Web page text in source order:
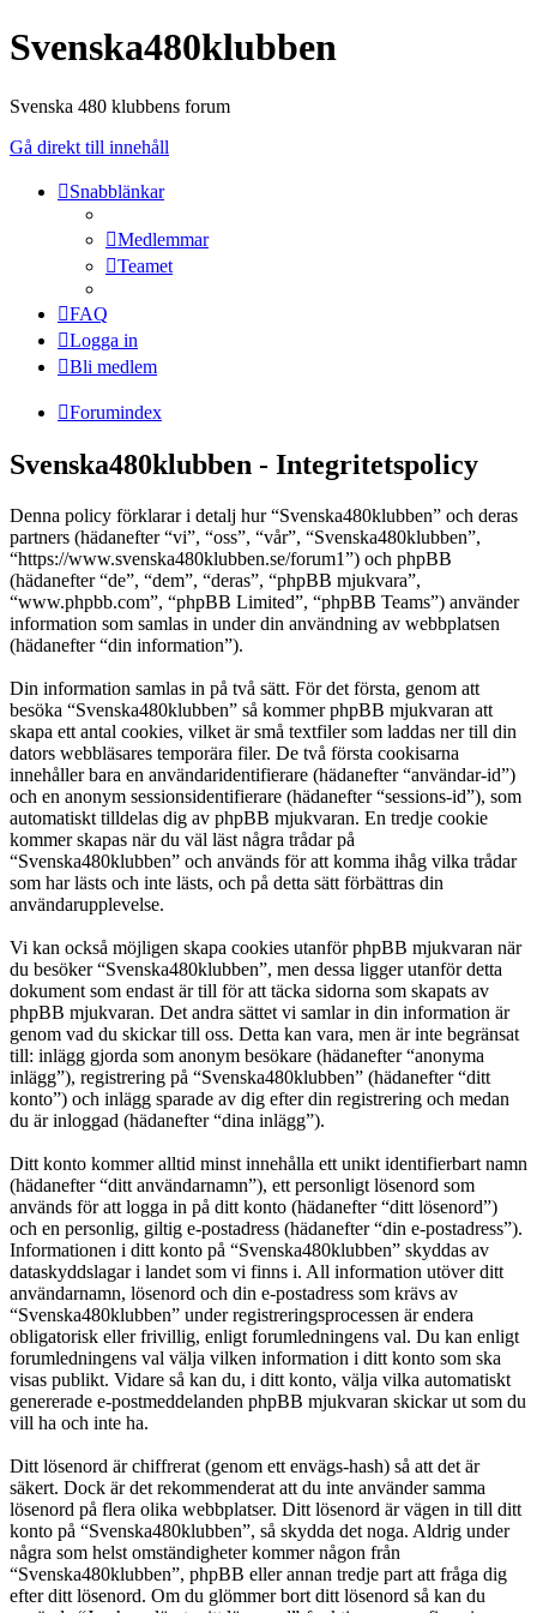
Svenska480klubben
Svenska 480 klubbens forum
Gå direkt till innehåll
Snabblänkar
Medlemmar
Teamet
FAQ
Logga in
Bli medlem
Forumindex
Svenska480klubben - Integritetspolicy
Denna policy förklarar i detalj hur “Svenska480klubben” och deras
partners (hädanefter “vi”, “oss”, “vår”, “Svenska480klubben”,
“https://www.svenska480klubben.se/forum1”) och phpBB
(hädanefter “de”, “dem”, “deras”, “phpBB mjukvara”,
“www.phpbb.com”, “phpBB Limited”, “phpBB Teams”) använder
information som samlas in under din användning av webbplatsen
(hädanefter “din information”).
Din information samlas in på två sätt. För det första, genom att
besöka “Svenska480klubben” så kommer phpBB mjukvaran att
skapa ett antal cookies, vilket är små textfiler som laddas ner till din
dators webbläsares temporära filer. De två första cookisarna
innehåller bara en användaridentifierare (hädanefter “användar-id”)
och en anonym sessionsidentifierare (hädanefter “sessions-id”), som
automatiskt tilldelas dig av phpBB mjukvaran. En tredje cookie
kommer skapas när du väl läst några trådar på
“Svenska480klubben” och används för att komma ihåg vilka trådar
som har lästs och inte lästs, och på detta sätt förbättras din
användarupplevelse.
Vi kan också möjligen skapa cookies utanför phpBB mjukvaran när
du besöker “Svenska480klubben”, men dessa ligger utanför detta
dokument som endast är till för att täcka sidorna som skapats av
phpBB mjukvaran. Det andra sättet vi samlar in din information är
genom vad du skickar till oss. Detta kan vara, men är inte begränsat
till: inlägg gjorda som anonym besökare (hädanefter “anonyma
inlägg”), registrering på “Svenska480klubben” (hädanefter “ditt
konto”) och inlägg sparade av dig efter din registrering och medan
du är inloggad (hädanefter “dina inlägg”).
Ditt konto kommer alltid minst innehålla ett unikt identifierbart namn
(hädanefter “ditt användarnamn”), ett personligt lösenord som
används för att logga in på ditt konto (hädanefter “ditt lösenord”)
och en personlig, giltig e-postadress (hädanefter “din e-postadress”).
Informationen i ditt konto på “Svenska480klubben” skyddas av
dataskyddslagar i landet som vi finns i. All information utöver ditt
användarnamn, lösenord och din e-postadress som krävs av
“Svenska480klubben” under registreringsprocessen är endera
obligatorisk eller frivillig, enligt forumledningens val. Du kan enligt
forumledningens val välja vilken information i ditt konto som ska
visas publikt. Vidare så kan du, i ditt konto, välja vilka automatiskt
genererade e-postmeddelanden phpBB mjukvaran skickar ut som du
vill ha och inte ha.
Ditt lösenord är chiffrerat (genom ett envägs-hash) så att det är
säkert. Dock är det rekommenderat att du inte använder samma
lösenord på flera olika webbplatser. Ditt lösenord är vägen in till ditt
konto på “Svenska480klubben”, så skydda det noga. Aldrig under
några som helst omständigheter kommer någon från
“Svenska480klubben”, phpBB eller annan tredje part att fråga dig
efter ditt lösenord. Om du glömmer bort ditt lösenord så kan du